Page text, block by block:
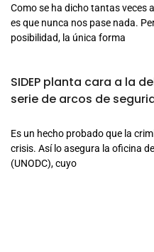
Como se ha dicho tantas veces
es que nunca nos pase nada.
posibilidad, la única forma
SIDEP planta cara a la
serie de arcos de
Es un hecho probado que la
crisis. Así lo asegura la oficina
(UNODC), cuyo